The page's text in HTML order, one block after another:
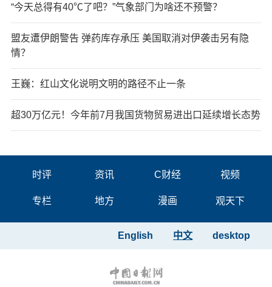
“今天总得有40℃了吧？”气象部门为啥还不预警？
盟友遭伊朗警告 弹药库存承压 美国取消对伊袭击另有隐
情？
王巍：红山文化说明文明的路径不止一条
超30万亿元！今年前7月我国货物贸易进出口延续增长态势
时评 资讯 C财经 视频
专栏 地方 漫画 观天下
desktop
中文
English